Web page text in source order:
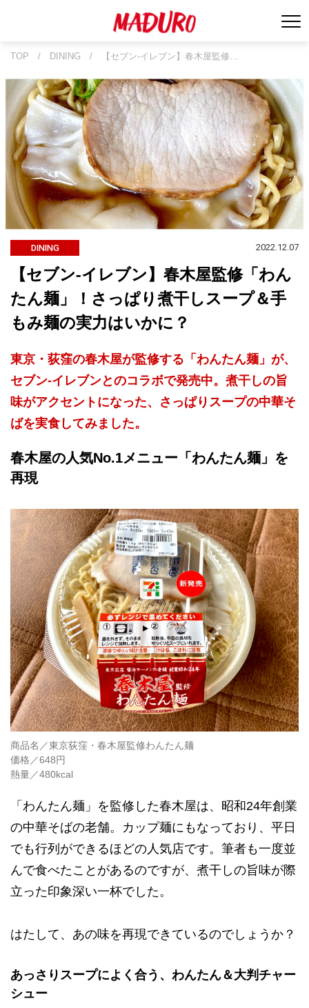
TOP / DINING / 【セブン‐イレブン】春木屋監修…
DINING 2022.12.07
【セブン‐イレブン】春木屋監修「わん
たん麺」！さっぱり煮干しスープ＆手
もみ麺の実力はいかに？
東京・荻窪の春木屋が監修する「わんたん麺」が、
セブン-イレブンとのコラボで発売中。煮干しの旨
味がアクセントになった、さっぱりスープの中華そ
ばを実食してみました。
春木屋の人気No.1メニュー「わんたん麺」を
再現
商品名／東京荻窪・春木屋監修わんたん麺
価格／648円
熱量／480kcal
「わんたん麺」を監修した春木屋は、昭和24年創業
の中華そばの老舗。カップ麺にもなっており、平日
でも行列ができるほどの人気店です。筆者も一度並
んで食べたことがあるのですが、煮干しの旨味が際
立った印象深い一杯でした。
はたして、あの味を再現できているのでしょうか？
あっさりスープによく合う、わんたん＆大判チャー
シュー